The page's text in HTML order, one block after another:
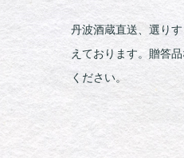
丹波酒蔵直送、選り
えております。贈答
ください。